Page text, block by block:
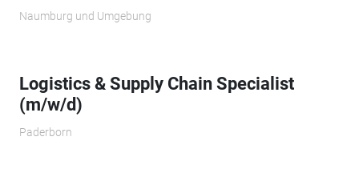
Naumburg und Umgebung
Logistics & Supply Chain Specialist
(m/w/d)
Paderborn